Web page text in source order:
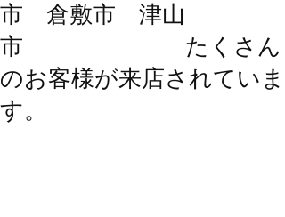
市 倉敷市 津山
市 たくさん
のお客様が来店されていま
す。